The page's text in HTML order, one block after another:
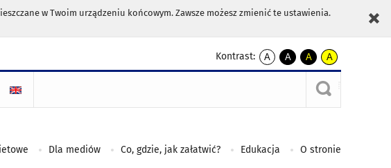
w Twoim urządzeniu końcowym. Zawsze możesz zmienić te ustawienia.
Kontrast:
A
kontrast
A
kontrast
czarnym
A
kontrast
żółty
tekst
czarnym
A
kontrast
czarny
tekst
żółtym
Dla mediów Co, gdzie, jak załatwić? Edukacja O stronie